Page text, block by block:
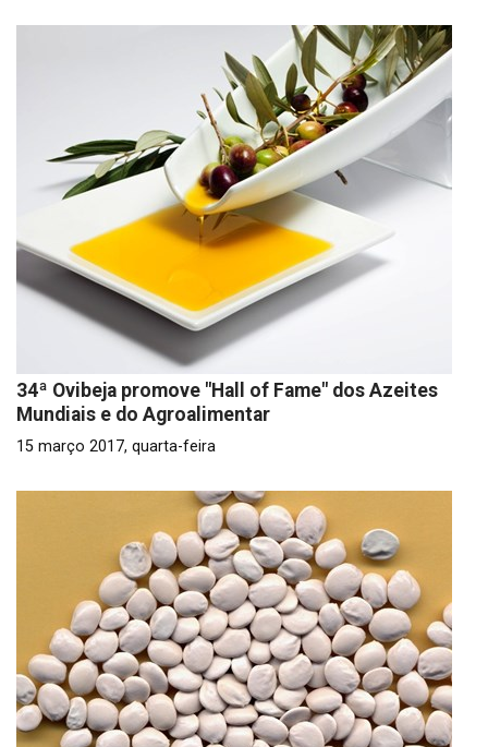
34ª Ovibeja promove "Hall of Fame" dos Azeites
Mundiais e do Agroalimentar
15 março 2017, quarta-feira